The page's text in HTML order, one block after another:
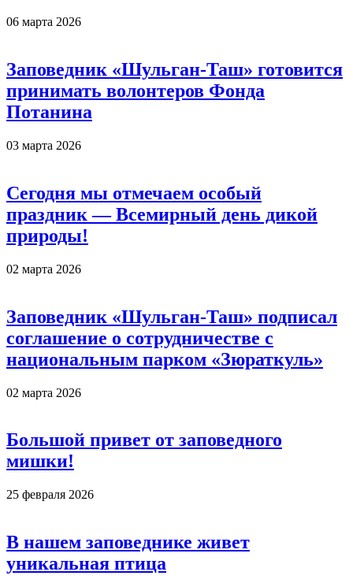
06 марта 2026
Заповедник «Шульган-Таш» готовится
принимать волонтеров Фонда
Потанина
03 марта 2026
Сегодня мы отмечаем особый
праздник — Всемирный день дикой
природы!
02 марта 2026
Заповедник «Шульган-Таш» подписал
соглашение о сотрудничестве с
национальным парком «Зюраткуль»
02 марта 2026
Большой привет от заповедного
мишки!
25 февраля 2026
В нашем заповеднике живет
уникальная птица